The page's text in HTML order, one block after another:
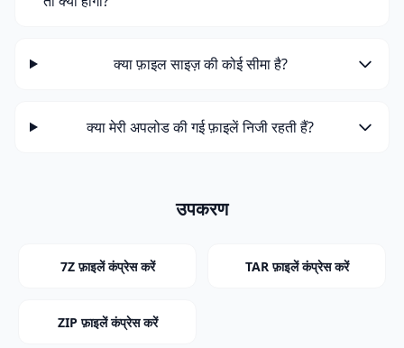
क्या फ़ाइल साइज़ की कोई सीमा है?
क्या मेरी अपलोड की गई फ़ाइलें निजी रहती हैं?
उपकरण
7Z फ़ाइलें कंप्रेस करें TAR फ़ाइलें कंप्रेस करें
ZIP फ़ाइलें कंप्रेस करें